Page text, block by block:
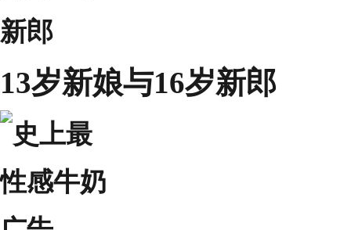
13岁新娘与16岁新郎